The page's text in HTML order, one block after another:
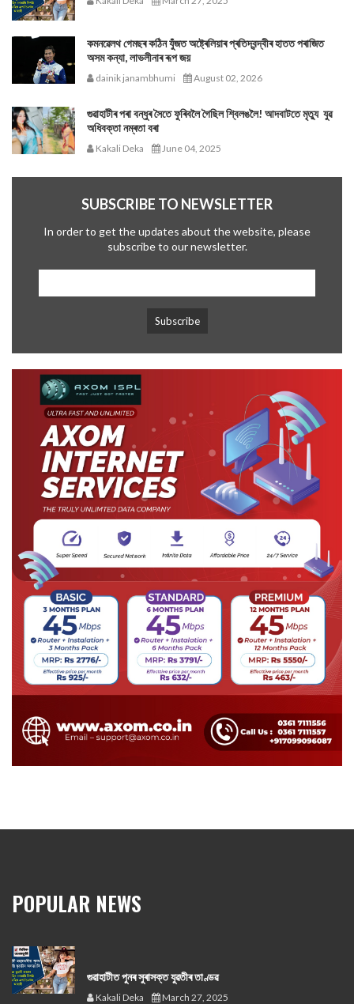
কমনৱেলথ গেমছৰ কঠিন যুঁজত অষ্ট্ৰেলিয়াৰ প্ৰতিদ্বন্দ্বীৰ হাতত পৰাজিত
অসম কন্যা, লাভলীনাৰ ৰূপ জয়
dainik janambhumi August 02, 2026
গুৱাহাটীৰ পৰা বন্ধুৰ সৈতে ফুৰিবলৈ গৈছিল শ্বিলঙলৈ! আদবাটতে মৃত্যু যুৱ
অধিবক্তা নম্ৰতা বৰা
Kakali Deka June 04, 2025
SUBSCRIBE TO NEWSLETTER
In order to get the updates about the website, please
subscribe to our newsletter.
POPULAR NEWS
গুৱাহাটীত পুনৰ সুৰাসক্ত যুৱতীৰ তাণ্ডৱ
Kakali Deka March 27, 2025